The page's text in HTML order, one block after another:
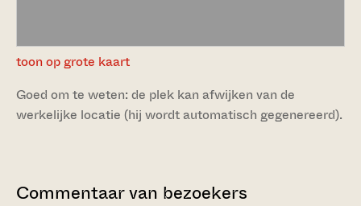
toon op grote kaart
Goed om te weten: de plek kan afwijken van de
werkelijke locatie (hij wordt automatisch gegenereerd).
Commentaar van bezoekers